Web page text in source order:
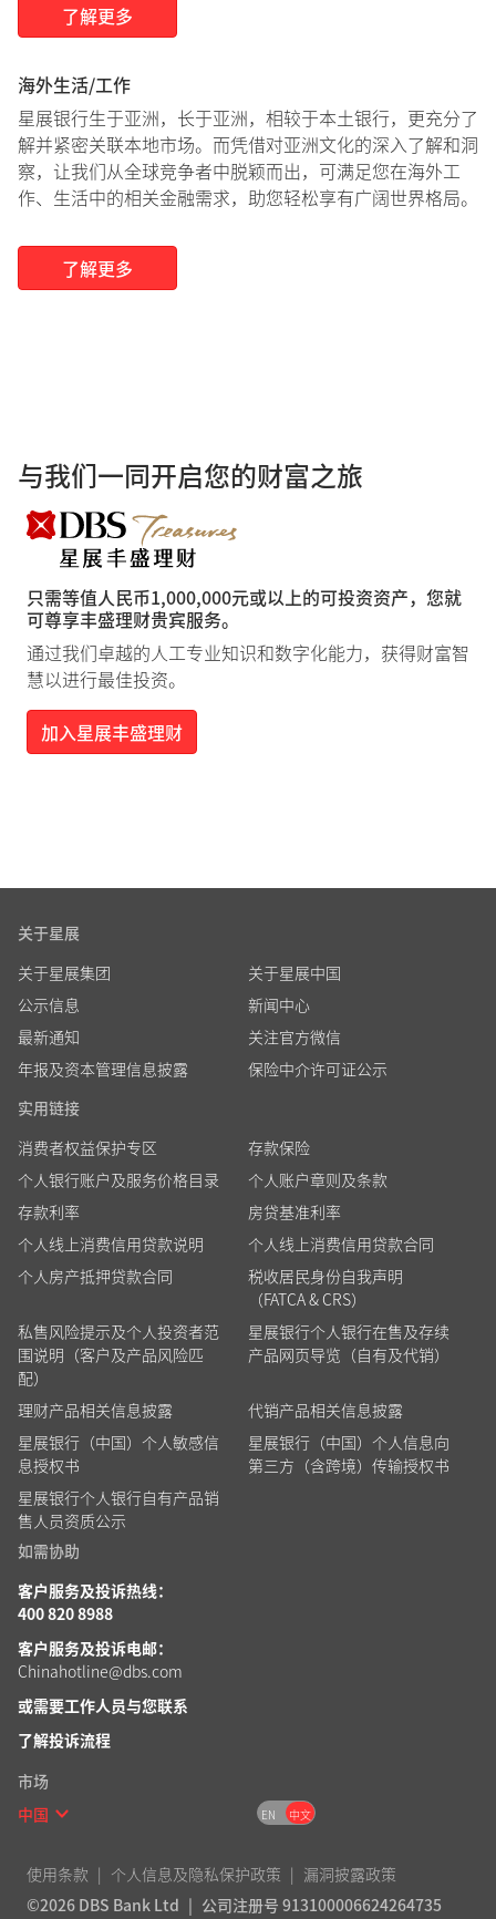
了解更多
海外生活/工作
星展银行生于亚洲，长于亚洲，相较于本土银行，更充分了
解并紧密关联本地市场。而凭借对亚洲文化的深入了解和洞
察，让我们从全球竞争者中脱颖而出，可满足您在海外工
作、生活中的相关金融需求，助您轻松享有广阔世界格局。
了解更多
与我们一同开启您的财富之旅
只需等值人民币1,000,000元或以上的可投资资产，您就
可尊享丰盛理财贵宾服务。
通过我们卓越的人工专业知识和数字化能力，获得财富智
慧以进行最佳投资。
加入星展丰盛理财
关于星展
关于星展集团
关于星展中国
公示信息
新闻中心
最新通知
关注官方微信
年报及资本管理信息披露
保险中介许可证公示
实用链接
消费者权益保护专区
存款保险
个人银行账户及服务价格目录
个人账户章则及条款
存款利率
房贷基准利率
个人线上消费信用贷款说明
个人线上消费信用贷款合同
个人房产抵押贷款合同
税收居民身份自我声明
（FATCA & CRS）
私售风险提示及个人投资者范
围说明（客户及产品风险匹
配）
星展银行个人银行在售及存续
产品网页导览（自有及代销）
理财产品相关信息披露
代销产品相关信息披露
星展银行（中国）个人敏感信
息授权书
星展银行（中国）个人信息向
第三方（含跨境）传输授权书
星展银行个人银行自有产品销
售人员资质公示
如需协助
客户服务及投诉热线：
400 820 8988
客户服务及投诉电邮：
Chinahotline@dbs.com
或需要工作人员与您联系
了解投诉流程
市场
中国
EN 中文
使用条款 个人信息及隐私保护政策
漏洞披露政策
©2026 DBS Bank Ltd
公司注册号 913100006624264735